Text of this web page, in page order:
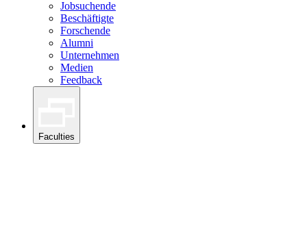
Jobsuchende
Beschäftigte
Forschende
Alumni
Unternehmen
Medien
Feedback
Faculties